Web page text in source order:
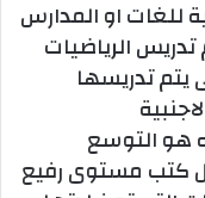
للغات او المدارس
الرياضيات
يتم تدريسها
هو التوسع
كتب مستوى رفيع